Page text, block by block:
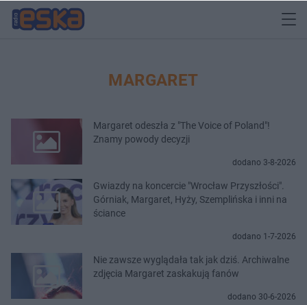
MARGARET
Margaret odeszła z "The Voice of Poland"!
Znamy powody decyzji
dodano 3-8-2026
Gwiazdy na koncercie "Wrocław Przyszłości".
Górniak, Margaret, Hyży, Szemplińska i inni na
ściance
dodano 1-7-2026
Nie zawsze wyglądała tak jak dziś. Archiwalne
zdjęcia Margaret zaskakują fanów
dodano 30-6-2026